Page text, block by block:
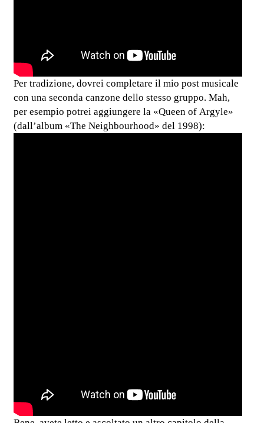
Per tradizione, dovrei completare il mio post musicale
con una seconda canzone dello stesso gruppo. Mah,
per esempio potrei aggiungere la «Queen of Argyle»
(dall’album «The Neighbourhood» del 1998):